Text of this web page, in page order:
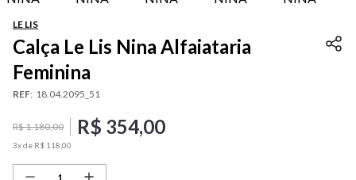
LE LIS
Calça Le Lis Nina Alfaiataria
Feminina
REF: 18.04.2095_51
R$1.180,00 R$ 354,00
3x de R$ 118 00